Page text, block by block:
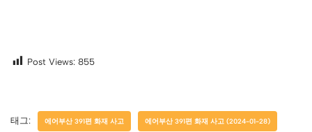
Post Views: 855
태그: 에어부산 391편 화재 사고 에어부산 391편 화재 사고 (2024-01-28)